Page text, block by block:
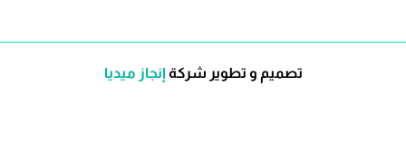
تصميم و تطوير شركةإنجاز ميديا